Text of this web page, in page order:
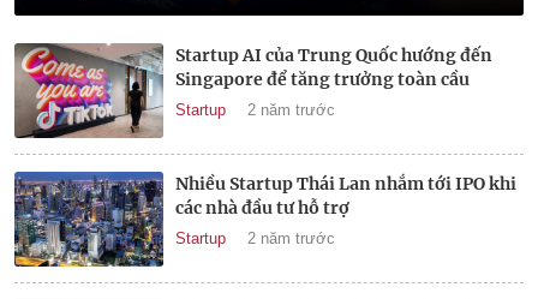
Startup AI của Trung Quốc hướng đến
Singapore để tăng trưởng toàn cầu
Startup 2 năm trước
Nhiều Startup Thái Lan nhắm tới IPO khi
các nhà đầu tư hỗ trợ
Startup 2 năm trước